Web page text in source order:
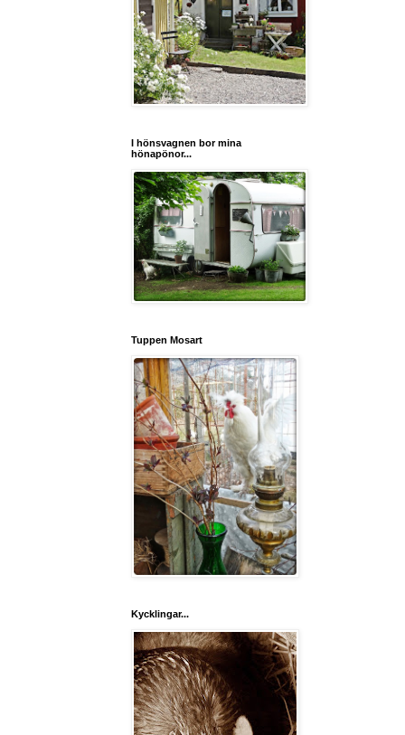
I hönsvagnen bor mina
hönapönor...
Tuppen Mosart
Kycklingar...